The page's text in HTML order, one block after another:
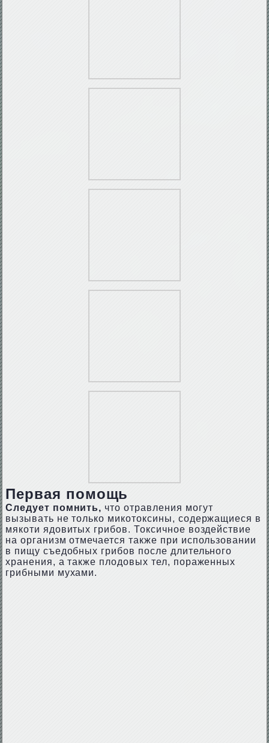
Первая помощь
Следует помнить, что отравления могут
вызывать не только микотоксины, содержащиеся в
мякоти ядовитых грибов. Токсичное воздействие
на организм отмечается также при использовании
в пищу съедобных грибов после длительного
хранения, а также плодовых тел, пораженных
грибными мухами.